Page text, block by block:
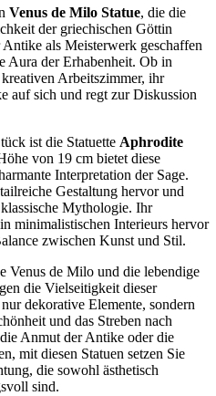
Venus de Milo Statue, die die
der griechischen Göttin
als Meisterwerk geschaffen
Aura der Erhabenheit. Ob in
Arbeitszimmer, ihr
auf sich und regt zur Diskussion
ist die Statuette Aphrodite
von 19 cm bietet diese
Interpretation der Sage.
Gestaltung hervor und
Mythologie. Ihr
minimalistischen Interieurs hervor
zwischen Kunst und Stil.
Venus de Milo und die lebendige
die Vielseitigkeit dieser
dekorative Elemente, sondern
und das Streben nach
Anmut der Antike oder die
mit diesen Statuen setzen Sie
die sowohl ästhetisch
sind.